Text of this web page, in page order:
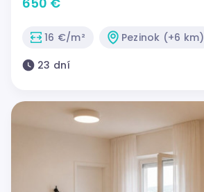
16 €/m²
Pezinok (+6 km)
23 dní